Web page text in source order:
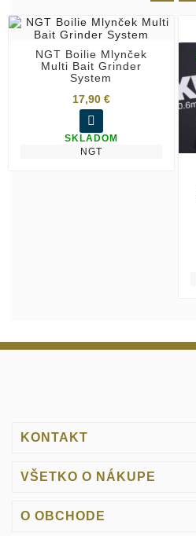
NGT Boilie Mlynček
Multi Bait Grinder
System
17,90 €

SKLADOM
NGT
KONTAKT
VŠETKO O NÁKUPE
O OBCHODE